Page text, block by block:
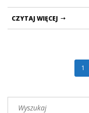
CZYTAJ WIĘCEJ
1